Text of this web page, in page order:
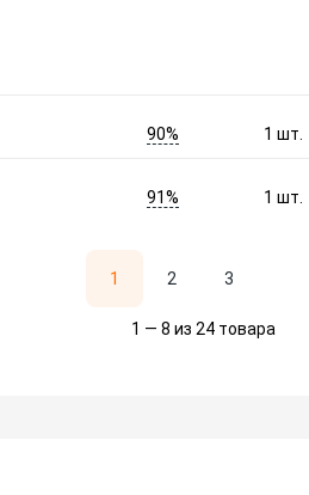
90% 1шт.
91% 1шт.
1 2 3
1 — 8 из 24 товара